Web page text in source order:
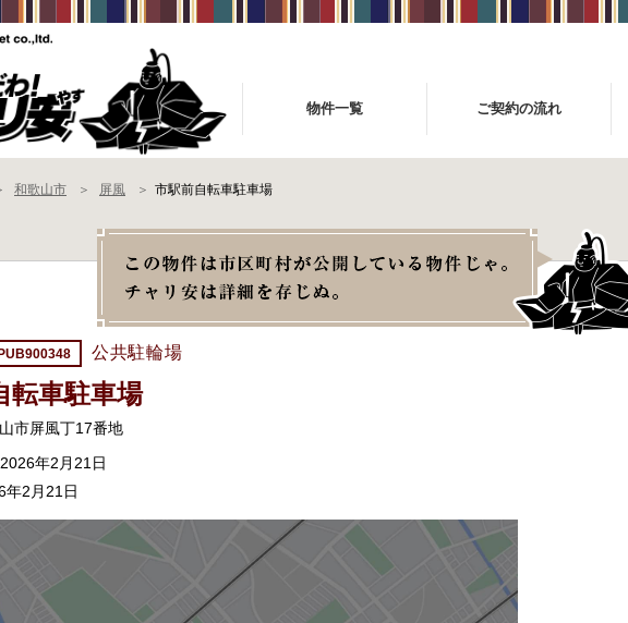
物件一覧 ご契約の流れ
和歌山市 屏風 市駅前自転車駐車場
PUB900348 公共駐輪場
転車駐車場
市屏風丁17番地
2026年2月21日
年2月21日